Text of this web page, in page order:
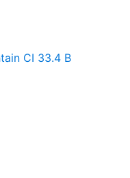
CI 33.4 B